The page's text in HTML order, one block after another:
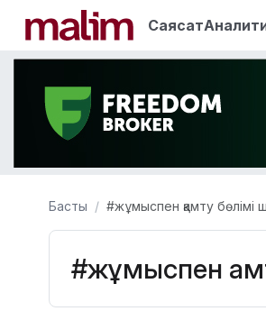
Саясат
Басты #жұмыспен қамту бөлімі
#жұмыспен